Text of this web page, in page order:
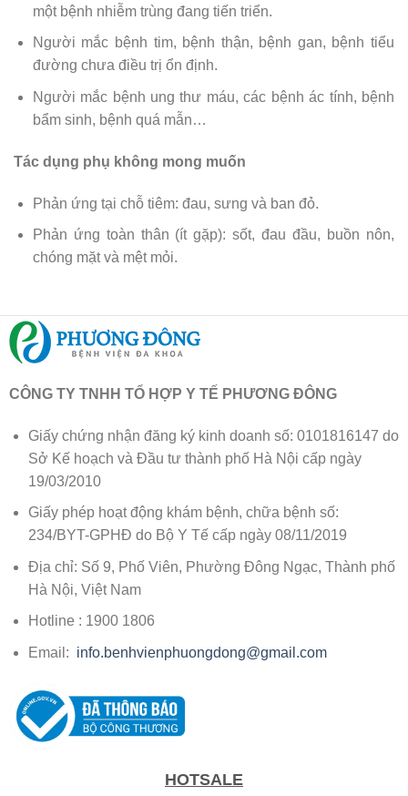
một bệnh nhiễm trùng đang tiến triển.
Người mắc bệnh tim, bệnh thận, bệnh gan, bệnh tiểu
đường chưa điều trị ổn định.
Người mắc bệnh ung thư máu, các bệnh ác tính, bệnh
bẩm sinh, bệnh quá mẫn…
Tác dụng phụ không mong muốn
Phản ứng tại chỗ tiêm: đau, sưng và ban đỏ.
Phản ứng toàn thân (ít gặp): sốt, đau đầu, buồn nôn,
chóng mặt và mệt mỏi.
CÔNG TY TNHH TỔ HỢP Y TẾ PHƯƠNG ĐÔNG
Giấy chứng nhận đăng ký kinh doanh số: 0101816147 do
Sở Kế hoạch và Đầu tư thành phố Hà Nội cấp ngày
19/03/2010
Giấy phép hoạt động khám bệnh, chữa bệnh số:
234/BYT-GPHĐ do Bộ Y Tế cấp ngày 08/11/2019
Địa chỉ: Số 9, Phố Viên, Phường Đông Ngạc, Thành phố
Hà Nội, Việt Nam
Hotline : 1900 1806
Email: info.benhvienphuongdong@gmail.com
HOTSALE